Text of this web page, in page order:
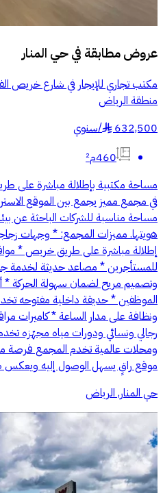
عروض مطابقة فيحي المنار
مكتب تجاري للإيجار في شارع خريص
منطقة الرياض
632,500
§
/سنوي
460م²
مساحة مكتبية بإطلالة مباشرة
في مجمع مميز يجمع بين الموقع
مساحة مناسبة للشركات الباحثة عن
هويتها. مميزات المجمع: * وجهات
إطلالة مباشرة على طريق خريص *
للمستأجرين * مصاعد حديثة لخدمة
وتصميم مريح لضمان سهولة الحركة
الموظفين * حديقة داخلية مفتوحه
ونظافة على مدار الساعة * كاميرات
رجالي ونسائي ودورات مياه مجهّزه
ومحلات عالمية تخدم المجمع فرصة
موقع راقٍ يسهل الوصول إليه ويعكس
حي المنار, الرياض